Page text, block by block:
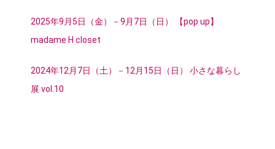
2025年9月5日（金）－9月7日（日） 【pop up】
madame H closet
2024年12月7日（土）－12月15日（日） 小さな暮らし
展 vol.10